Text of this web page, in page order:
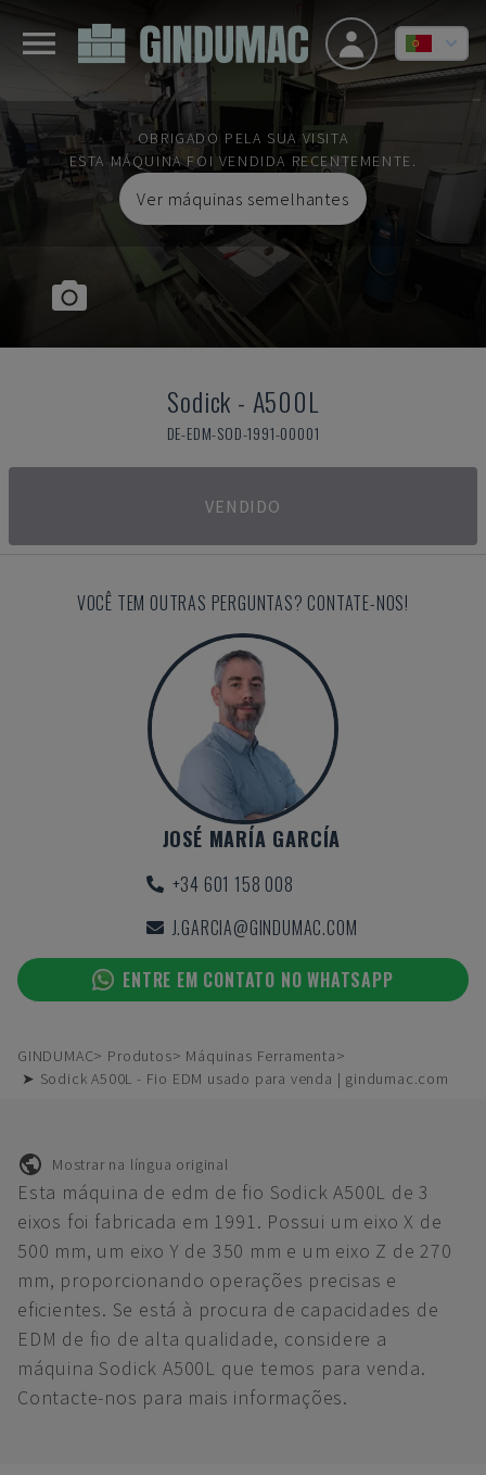
OBRIGADO PELA SUA VISITA
ESTA MÁQUINA FOI VENDIDA RECENTEMENTE.
Ver máquinas semelhantes
Sodick - A500L
DE-EDM-SOD-1991-00001
VENDIDO
VOCÊ TEM OUTRAS PERGUNTAS? CONTATE-NOS!
JOSÉ MARÍA GARCÍA
+34 601 158 008
J.GARCIA@GINDUMAC.COM
ENTRE EM CONTATO NO WHATSAPP
GINDUMAC Produtos
Máquinas Ferramenta
➤ Sodick A500L - Fio EDM usado para venda | gindumac.com
Mostrar na língua original
Esta máquina de edm de fio Sodick A500L de 3
eixos foi fabricada em 1991. Possui um eixo X de
500 mm, um eixo Y de 350 mm e um eixo Z de 270
mm, proporcionando operações precisas e
eficientes. Se está à procura de capacidades de
EDM de fio de alta qualidade, considere a
máquina Sodick A500L que temos para venda.
Contacte-nos para mais informações.